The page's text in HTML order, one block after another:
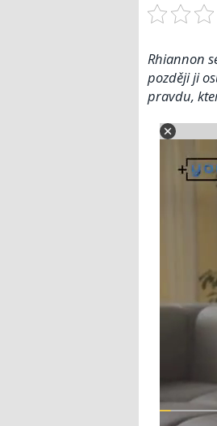
Rhiannon
později ji
pravdu,